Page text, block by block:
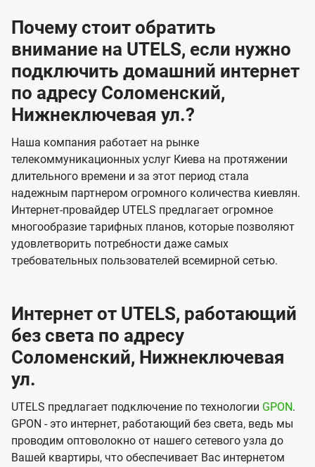
Почему стоит обратить
внимание на UTELS, если нужно
подключить домашний интернет
по адресу Соломенский,
Нижнеключевая ул.?
Наша компания работает на рынке
телекоммуникационных услуг Киева на протяжении
длительного времени и за этот период стала
надежным партнером огромного количества киевлян.
Интернет-провайдер UTELS предлагает огромное
многообразие тарифных планов, которые позволяют
удовлетворить потребности даже самых
требовательных пользователей всемирной сетью.
Интернет от UTELS, работающий
без света по адресу
Соломенский, Нижнеключевая
ул.
UTELS предлагает подключение по технологии GPON.
GPON - это интернет, работающий без света, ведь мы
проводим оптоволокно от нашего сетевого узла до
Вашей квартиры, что обеспечивает Вас интернетом